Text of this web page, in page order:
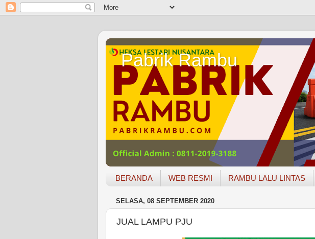
Pabrik Rambu
BERANDA WEB RESMI RAMBU LALU LINTAS
SELASA, 08 SEPTEMBER 2020
JUAL LAMPU PJU